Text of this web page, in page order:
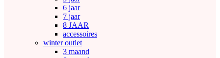
6 jaar
7 jaar
8 JAAR
accessoires
winter outlet
3 maand